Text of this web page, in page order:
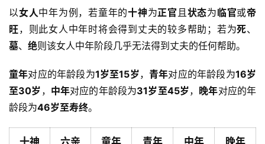
以女人中年为例，若童年的十神为正官且状态为临官或帝
旺，则此女人中年时将会得到丈夫的较多帮助；若为死、
墓、 绝则该女人中年阶段几乎无法得到丈夫的任何帮助。
童年对应的年龄段为1岁至15岁，青年对应的年龄段为16岁
至30岁 ， 中年对应的年龄段为31岁至45岁， 晚年对应的年
龄段为46岁至寿终。
十神 六亲 童年 青年 中年 晚年